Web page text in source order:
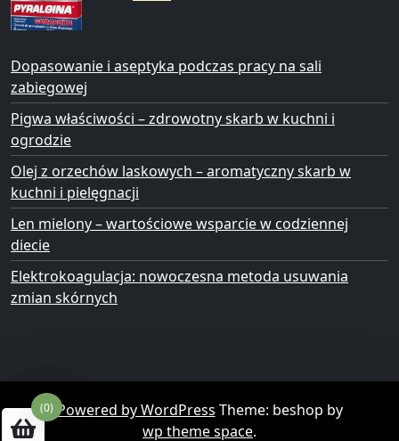
Dopasowanie i aseptyka podczas pracy na sali
zabiegowej
Pigwa właściwości – zdrowotny skarb w kuchni i
ogrodzie
Olej z orzechów laskowych – aromatyczny skarb w
kuchni i pielęgnacji
Len mielony – wartościowe wsparcie w codziennej
diecie
Elektrokoagulacja: nowoczesna metoda usuwania
zmian skórnych
Powered by WordPress Theme: beshop by
wp theme space.
(0)